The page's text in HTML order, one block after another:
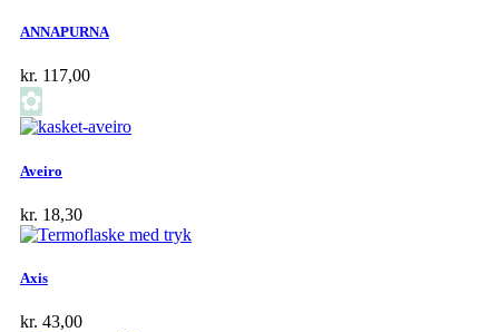
ANNAPURNA
kr. 117,00
✿
Aveiro
kr. 18,30
Axis
kr. 43,00